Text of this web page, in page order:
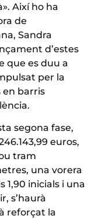
Així ho ha
de
Sandra
d’estes
que es duu a
per la
en barris
segona fase,
euros,
tram
una vorera
1,90 inicials i una
s’haurà
reforçat la